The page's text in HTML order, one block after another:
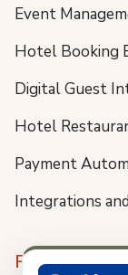
Event
Hotel Booking
Digital Guest
Hotel
Payment
Integrations
Resources